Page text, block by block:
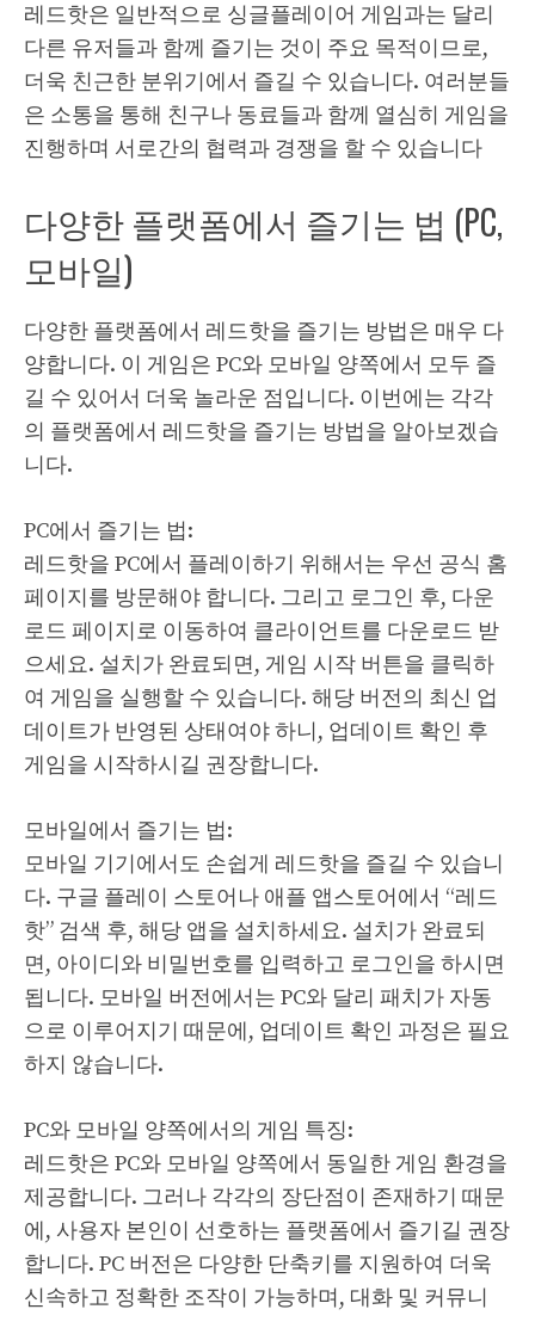
레드핫은 일반적으로 싱글플레이어 게임과는 달리
다른 유저들과 함께 즐기는 것이 주요 목적이므로,
더욱 친근한 분위기에서 즐길 수 있습니다. 여러분들
은 소통을 통해 친구나 동료들과 함께 열심히 게임을
진행하며 서로간의 협력과 경쟁을 할 수 있습니다
다양한 플랫폼에서 즐기는 법 (PC,
모바일)
다양한 플랫폼에서 레드핫을 즐기는 방법은 매우 다
양합니다. 이 게임은 PC와 모바일 양쪽에서 모두 즐
길 수 있어서 더욱 놀라운 점입니다. 이번에는 각각
의 플랫폼에서 레드핫을 즐기는 방법을 알아보겠습
니다.
PC에서 즐기는 법:
레드핫을 PC에서 플레이하기 위해서는 우선 공식 홈
페이지를 방문해야 합니다. 그리고 로그인 후, 다운
로드 페이지로 이동하여 클라이언트를 다운로드 받
으세요. 설치가 완료되면, 게임 시작 버튼을 클릭하
여 게임을 실행할 수 있습니다. 해당 버전의 최신 업
데이트가 반영된 상태여야 하니, 업데이트 확인 후
게임을 시작하시길 권장합니다.
모바일에서 즐기는 법:
모바일 기기에서도 손쉽게 레드핫을 즐길 수 있습니
다. 구글 플레이 스토어나 애플 앱스토어에서 “레드
핫” 검색 후, 해당 앱을 설치하세요. 설치가 완료되
면, 아이디와 비밀번호를 입력하고 로그인을 하시면
됩니다. 모바일 버전에서는 PC와 달리 패치가 자동
으로 이루어지기 때문에, 업데이트 확인 과정은 필요
하지 않습니다.
PC와 모바일 양쪽에서의 게임 특징:
레드핫은 PC와 모바일 양쪽에서 동일한 게임 환경을
제공합니다. 그러나 각각의 장단점이 존재하기 때문
에, 사용자 본인이 선호하는 플랫폼에서 즐기길 권장
합니다. PC 버전은 다양한 단축키를 지원하여 더욱
신속하고 정확한 조작이 가능하며, 대화 및 커뮤니